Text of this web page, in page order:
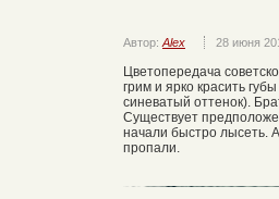
Автор: Alex 28 июня
Цветопередача
грим и ярко красить
синеватый оттенок).
Существует
начали быстро лысеть.
пропали.